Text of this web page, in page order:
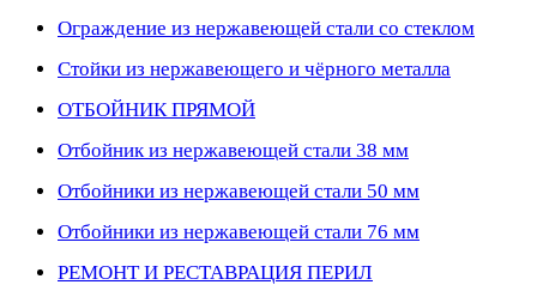
Ограждение из нержавеющей стали со стеклом
Стойки из нержавеющего и чёрного металла
ОТБОЙНИК ПРЯМОЙ
Отбойник из нержавеющей стали 38 мм
Отбойники из нержавеющей стали 50 мм
Отбойники из нержавеющей стали 76 мм
РЕМОНТ И РЕСТАВРАЦИЯ ПЕРИЛ